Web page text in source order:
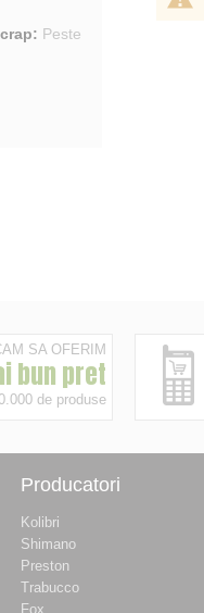
Peste
SA OFERIM
bun pret
de produse
Producatori
Kolibri
Shimano
Preston
Trabucco
Fox